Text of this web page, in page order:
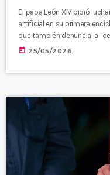
El papa León XIV pidió
artificial en su primera
que también denuncia la
justa". El texto de 130
today 25/05/2026